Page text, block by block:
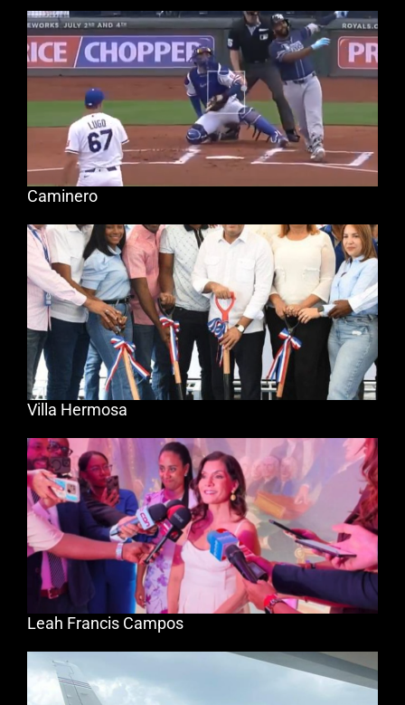
Caminero
Villa Hermosa
Leah Francis Campos